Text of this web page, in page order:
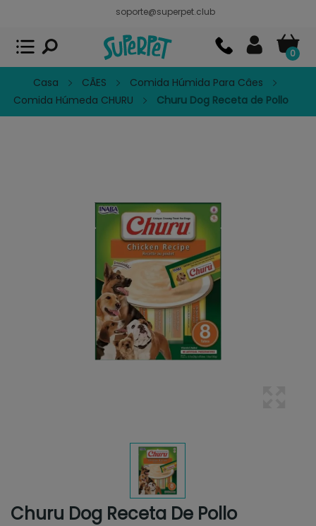
soporte@superpet.club
0
Casa CÃES
Comida Húmida Para Câes
Comida Húmeda CHURU
Churu Dog Receta de Pollo
Churu Dog Receta De Pollo
Superpet, comida para mascotas
APP GRATIS - En Google Play